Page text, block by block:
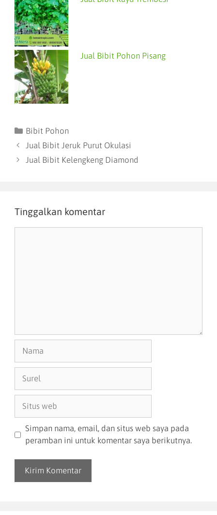
Jual Bibit Pohon Pisang
Bibit Pohon
Jual Bibit Jeruk Purut Okulasi
Jual Bibit Kelengkeng Diamond
Tinggalkan komentar
Simpan nama, email, dan situs web saya pada
peramban ini untuk komentar saya berikutnya.